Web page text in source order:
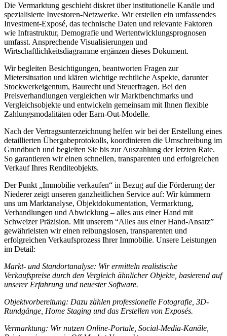
Die Vermarktung geschieht diskret über institutionelle Kanäle und
spezialisierte Investoren-Netzwerke. Wir erstellen ein umfassendes
Investment-Exposé, das technische Daten und relevante Faktoren
wie Infrastruktur, Demografie und Wertentwicklungsprognosen
umfasst. Ansprechende Visualisierungen und
Wirtschaftlichkeitsdiagramme ergänzen dieses Dokument.
Wir begleiten Besichtigungen, beantworten Fragen zur
Mietersituation und klären wichtige rechtliche Aspekte, darunter
Stockwerkeigentum, Baurecht und Steuerfragen. Bei den
Preisverhandlungen vergleichen wir Marktbenchmarks und
Vergleichsobjekte und entwickeln gemeinsam mit Ihnen flexible
Zahlungsmodalitäten oder Earn-Out-Modelle.
Nach der Vertragsunterzeichnung helfen wir bei der Erstellung eines
detaillierten Übergabeprotokolls, koordinieren die Umschreibung im
Grundbuch und begleiten Sie bis zur Auszahlung der letzten Rate.
So garantieren wir einen schnellen, transparenten und erfolgreichen
Verkauf Ihres Renditeobjekts.
Der Punkt „Immobilie verkaufen“ in Bezug auf die Förderung der
Niederer zeigt unseren ganzheitlichen Service auf: Wir kümmern
uns um Marktanalyse, Objektdokumentation, Vermarktung,
Verhandlungen und Abwicklung – alles aus einer Hand mit
Schweizer Präzision. Mit unserem “Alles aus einer Hand-Ansatz”
gewährleisten wir einen reibungslosen, transparenten und
erfolgreichen Verkaufsprozess Ihrer Immobilie. Unsere Leistungen
im Detail:
Markt- und Standortanalyse: Wir ermitteln realistische
Verkaufspreise durch den Vergleich ähnlicher Objekte, basierend auf
unserer Erfahrung und neuester Software.
Objektvorbereitung: Dazu zählen professionelle Fotografie, 3D-
Rundgänge, Home Staging und das Erstellen von Exposés.
Vermarktung: Wir nutzen Online-Portale, Social-Media-Kanäle,